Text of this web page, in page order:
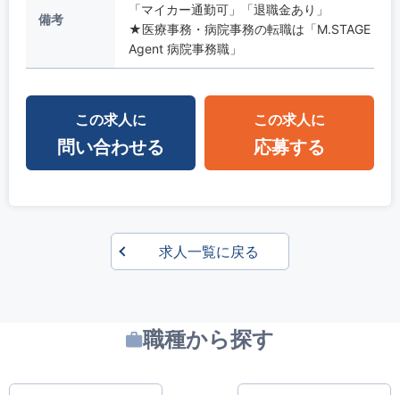
備考
「マイカー通勤可」「退職金あり」
★医療事務・病院事務の転職は「M.STAGE
Agent 病院事務職」
この求人に
問い合わせる
この求人に
応募する
求人一覧に戻る
職種から探す